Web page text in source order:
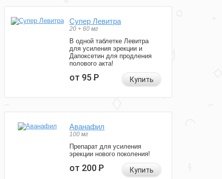
Супер Левитра
20 + 60 мг
В одной таблетке Левитра
для усиления эрекции и
Дапоксетин для продления
полового акта!
от 95Р Купить
Аванафил
100 мг
Препарат для усиления
эрекции нового поколения!
от 200Р Купить